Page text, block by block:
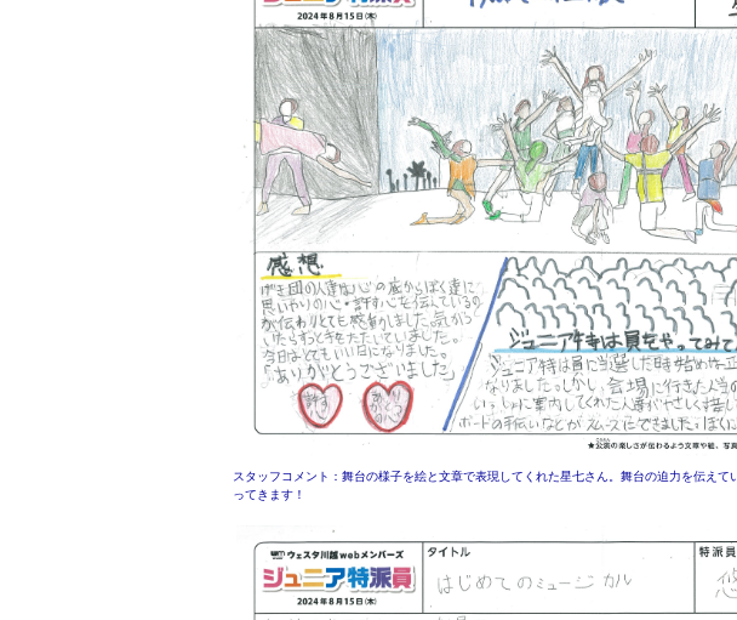
スタッフコメント：舞台の様子を絵と文章で表現してくれた星七さん。舞台の迫力を伝え
ってきます！